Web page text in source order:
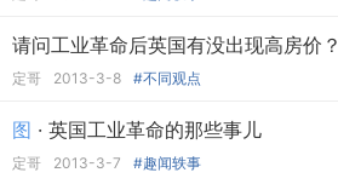
请问工业革命后英国有没出现高房价？
定哥 2013-3-8 #不同观点
图 · 英国工业革命的那些事儿
定哥 2013-3-7 #趣闻轶事